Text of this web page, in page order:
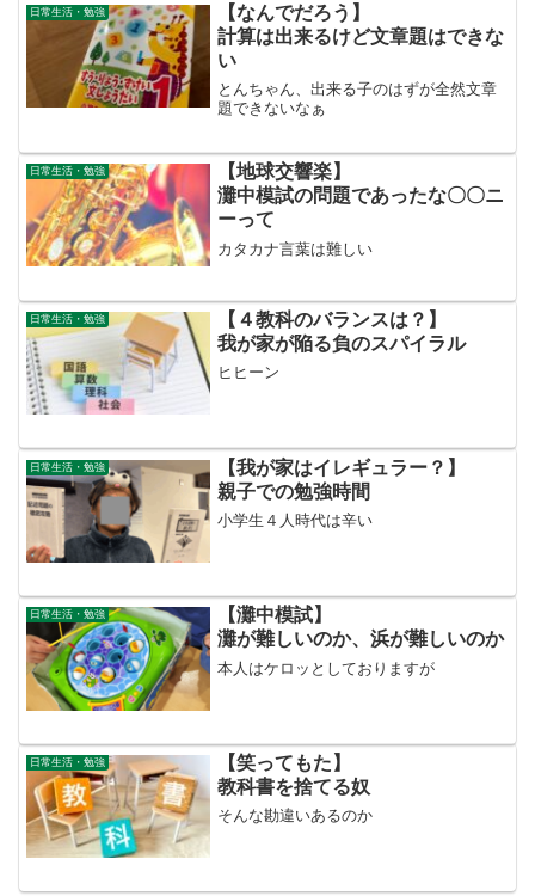
日常生活・勉強
【なんでだろう】
計算は出来るけど文章題はできな
い
とんちゃん、出来る子のはずが全然文章
題できないなぁ
日常生活・勉強
【地球交響楽】
灘中模試の問題であったな〇〇ニ
ーって
カタカナ言葉は難しい
日常生活・勉強
【４教科のバランスは？】
我が家が陥る負のスパイラル
ヒヒーン
日常生活・勉強
【我が家はイレギュラー？】
親子での勉強時間
小学生４人時代は辛い
日常生活・勉強
【灘中模試】
灘が難しいのか、浜が難しいのか
本人はケロッとしておりますが
日常生活・勉強
【笑ってもた】
教科書を捨てる奴
そんな勘違いあるのか